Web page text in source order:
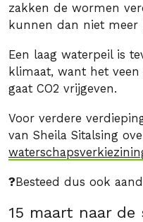
zakken de wormen
kunnen dan niet meer
Een laag waterpeil is
klimaat, want het
gaat CO2 vrijgeven.
Voor verdere
van Sheila Sitalsing
?Besteed dus ook
15 maart naar de